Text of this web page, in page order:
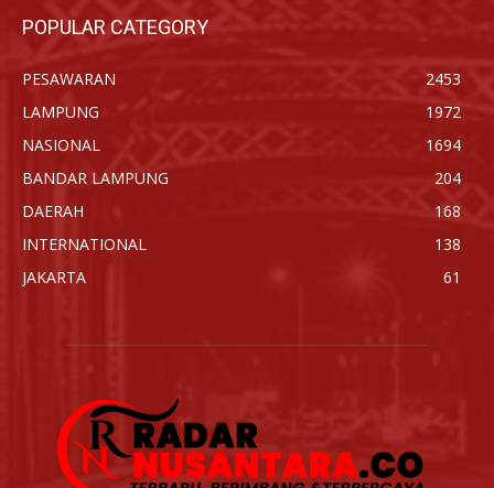
POPULAR CATEGORY
PESAWARAN
2453
LAMPUNG
1972
NASIONAL
1694
BANDAR LAMPUNG
204
DAERAH
168
INTERNATIONAL
138
JAKARTA
61